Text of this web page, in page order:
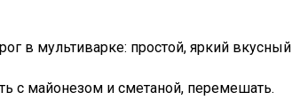
в мультиварке: простой, яркий вкусный
с майонезом и сметаной, перемешать.